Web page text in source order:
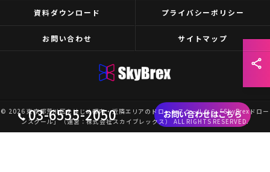
03-6555-2050 お問い合わせはこちら
資料ダウンロード プライバシーポリシー
お問い合わせ サイトマップ
© 2026 東京都荒川区をはじめ都内・近隣エリアのドローンスクールなら「SkyBrexドロー
ンスクール」（運営：株式会社スカイブレックス） ALL RIGHTS RESERVED.